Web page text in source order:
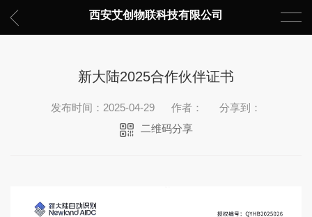
西安艾创物联科技有限公司
新大陆2025合作伙伴证书
发布时间：2025-04-29 作者：
分享到：
二维码分享